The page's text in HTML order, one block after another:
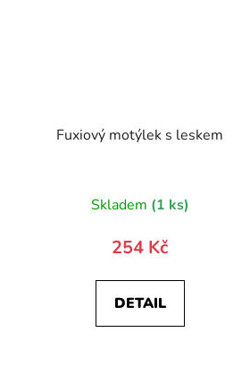
Fuxiový motýlek s leskem
Skladem (1 ks)
254 Kč
DETAIL